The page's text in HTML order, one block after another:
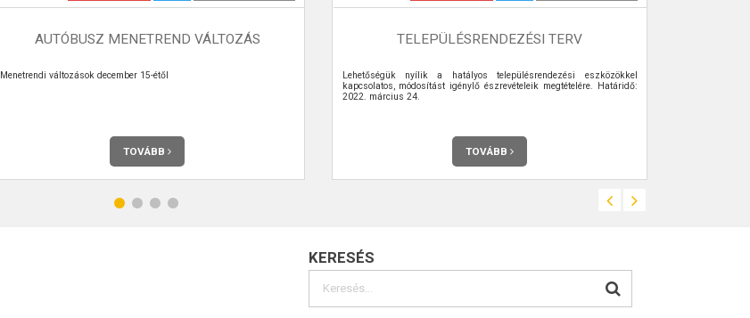
AUTÓBUSZ MENETREND VÁLTOZÁS
Menetrendi változások december 15-étől
TOVÁBB
TELEPÜLÉSRENDEZÉSI TERV
Lehetőségük nyílik a hatályos településrendezési eszközökkel
kapcsolatos, módosítást igénylő észrevételeik megtételére. Határidő:
2022. március 24.
TOVÁBB
KERESÉS